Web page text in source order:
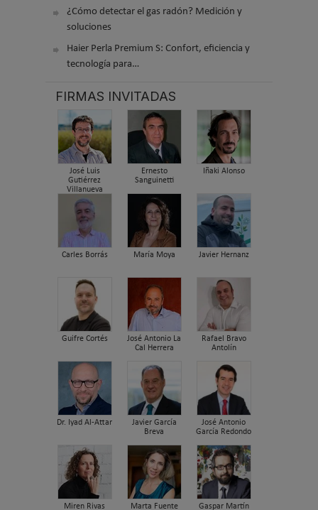
¿Cómo detectar el gas radón? Medición y
soluciones
Haier Perla Premium S: Confort, eficiencia y
tecnología para…
FIRMAS INVITADAS
José Luis
Gutiérrez
Villanueva
Ernesto
Sanguinetti
Iñaki Alonso
Carles Borrás María Moya Javier Hernanz
Guifre Cortés
José Antonio La
Cal Herrera
Rafael Bravo
Antolín
Dr. Iyad Al-Attar
Javier García
Breva
José Antonio
García Redondo
Miren Rivas Marta Fuente Gaspar Martín